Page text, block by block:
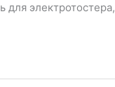
электротостера,